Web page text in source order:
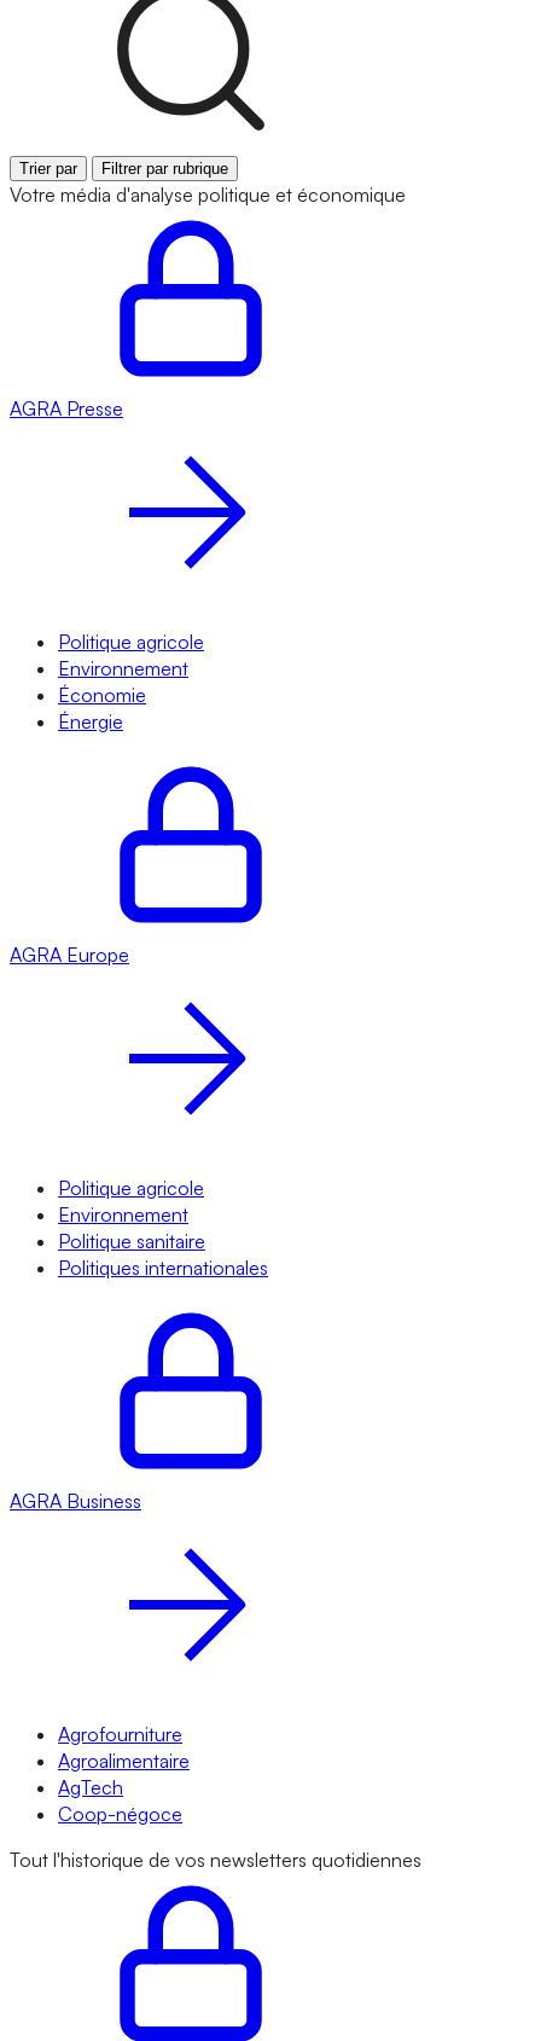
Trier par Filtrer par rubrique
Votre média d'analyse politique et économique
AGRA Presse
Politique agricole
Environnement
Économie
Énergie
AGRA Europe
Politique agricole
Environnement
Politique sanitaire
Politiques internationales
AGRA Business
Agrofourniture
Agroalimentaire
AgTech
Coop-négoce
Tout l'historique de vos newsletters quotidiennes